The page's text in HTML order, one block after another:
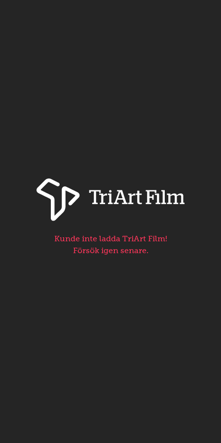
Kunde inte ladda TriArt Film!
Försök igen senare.